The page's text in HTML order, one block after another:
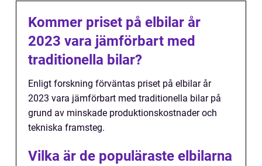
Kommer priset på elbilar år
2023 vara jämförbart med
traditionella bilar?
Enligt forskning förväntas priset på elbilar år
2023 vara jämförbart med traditionella bilar på
grund av minskade produktionskostnader och
tekniska framsteg.
Vilka är de populäraste elbilarna